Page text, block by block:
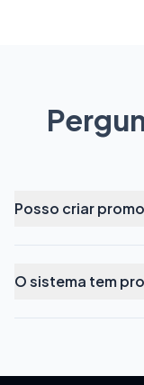
Posso criar
O sistema tem